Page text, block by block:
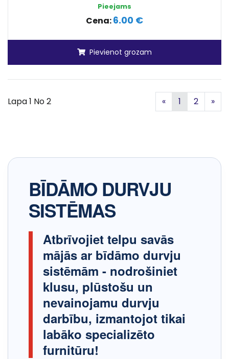
Pieejams
Cena:6.00 €
Pievienot grozam
Lapa 1 No 2 «Iepriekšējā
1 2 »
BĪDĀMO DURVJU
SISTĒMAS
Atbrīvojiet telpu savās
mājās ar bīdāmo durvju
sistēmām - nodrošiniet
klusu, plūstošu un
nevainojamu durvju
darbību, izmantojot tikai
labāko specializēto
furnitūru!